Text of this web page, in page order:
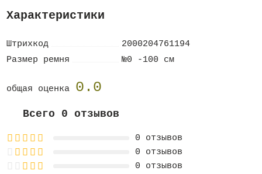
Характеристики
Штрихкод
2000204761194
Размер ремня
№0 -100 см
0.0
общая оценка
Всего 0 отзывов
0 отзывов
0 отзывов
0 отзывов